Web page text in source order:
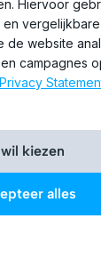
lunchen
Hiervoor
de website
campagnes
Privacy
kiezen
alles